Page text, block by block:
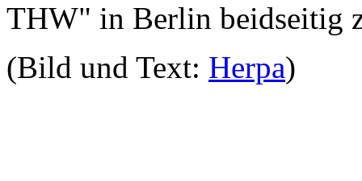
THW" in Berlin beidseitig
(Bild und Text: Herpa)